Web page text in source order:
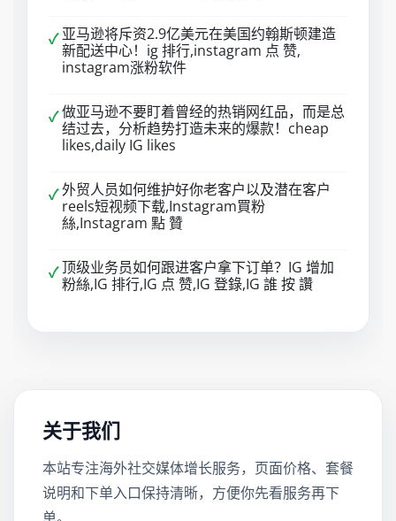
✓ 亚马逊将斥资2.9亿美元在美国约翰斯顿建造
新配送中心！ig 排行,instagram 点 赞,
instagram涨粉软件
✓做亚马逊不要盯着曾经的热销网红品，而是总
结过去，分析趋势打造未来的爆款！cheap
likes,daily IG likes
✓外贸人员如何维护好你老客户以及潜在客户
reels短视频下载,Instagram買粉
絲,Instagram 點 贊
✓顶级业务员如何跟进客户拿下订单？IG 增加
粉絲,IG 排行,IG 点 赞,IG 登錄,IG 誰 按 讚
关于我们
本站专注海外社交媒体增长服务，页面价格、套餐
说明和下单入口保持清晰，方便你先看服务再下